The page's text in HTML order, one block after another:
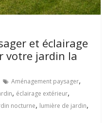
et éclairage
votre jardin la
Aménagement paysager,
, éclairage extérieur,
nocturne, lumière de jardin,